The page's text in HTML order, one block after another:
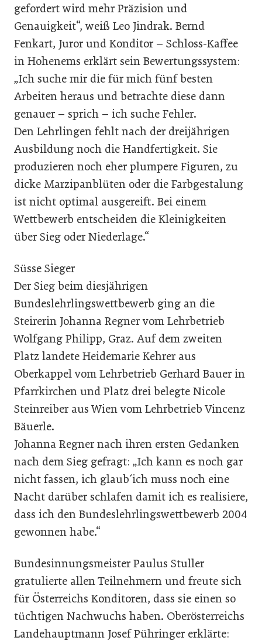
gefordert wird mehr Präzision und
Genauigkeit“, weiß Leo Jindrak. Bernd
Fenkart, Juror und Konditor – Schloss-Kaffee
in Hohenems erklärt sein Bewertungssystem:
„Ich suche mir die für mich fünf besten
Arbeiten heraus und betrachte diese dann
genauer – sprich – ich suche Fehler.
Den Lehrlingen fehlt nach der dreijährigen
Ausbildung noch die Handfertigkeit. Sie
produzieren noch eher plumpere Figuren, zu
dicke Marzipanblüten oder die Farbgestalung
ist nicht optimal ausgereift. Bei einem
Wettbewerb entscheiden die Kleinigkeiten
über Sieg oder Niederlage.“
Süsse Sieger
Der Sieg beim diesjährigen
Bundeslehrlingswettbewerb ging an die
Steirerin Johanna Regner vom Lehrbetrieb
Wolfgang Philipp, Graz. Auf dem zweiten
Platz landete Heidemarie Kehrer aus
Oberkappel vom Lehrbetrieb Gerhard Bauer in
Pfarrkirchen und Platz drei belegte Nicole
Steinreiber aus Wien vom Lehrbetrieb Vincenz
Bäuerle.
Johanna Regner nach ihren ersten Gedanken
nach dem Sieg gefragt: „Ich kann es noch gar
nicht fassen, ich glaub´ich muss noch eine
Nacht darüber schlafen damit ich es realisiere,
dass ich den Bundeslehrlingswettbewerb 2004
gewonnen habe.“
Bundesinnungsmeister Paulus Stuller
gratulierte allen Teilnehmern und freute sich
für Österreichs Konditoren, dass sie einen so
tüchtigen Nachwuchs haben. Oberösterreichs
Landehauptmann Josef Pühringer erklärte: